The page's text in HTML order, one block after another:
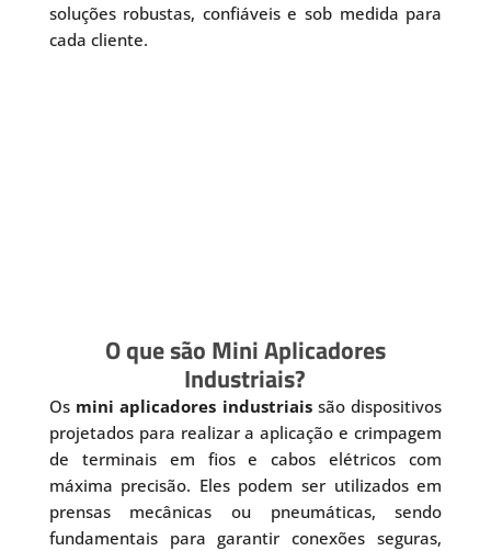
soluções robustas, confiáveis e sob medida para
cada cliente.
O que são Mini Aplicadores
Industriais?
Os mini aplicadores industriaissão dispositivos
projetados para realizar a aplicação e crimpagem
de terminais em fios e cabos elétricos com
máxima precisão. Eles podem ser utilizados em
prensas mecânicas ou pneumáticas, sendo
fundamentais para garantir conexões seguras,